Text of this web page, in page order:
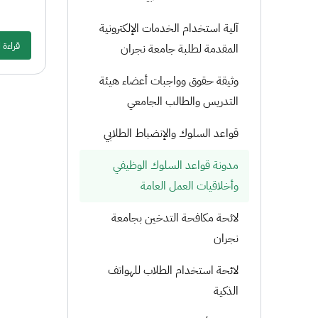
آلية استخدام الخدمات الإلكترونية
المقدمة لطلبة جامعة نجران
وثيقة حقوق وواجبات أعضاء هيئة
التدريس والطالب الجامعي
قواعد السلوك والإنضباط الطلابي
مدونة قواعد السلوك الوظيفي
وأخلاقيات العمل العامة
لائحة مكافحة التدخين بجامعة
نجران
لائحة استخدام الطلاب للهواتف
الذكية